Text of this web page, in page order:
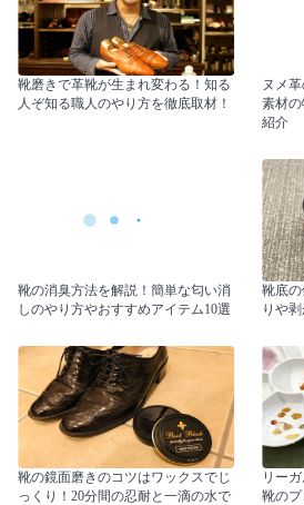
靴磨きで革靴が生まれ変わる！知る
人ぞ知る職人のやり方を徹底取材！
ヌメ
素材
紹介
靴の消臭方法を解説！簡単な匂い消
しのやり方やおすすめアイテム10選
靴底
りや
靴の鏡面磨きのコツはワックスでじ
っくり！20分間の忍耐と一滴の水で
リー
靴の